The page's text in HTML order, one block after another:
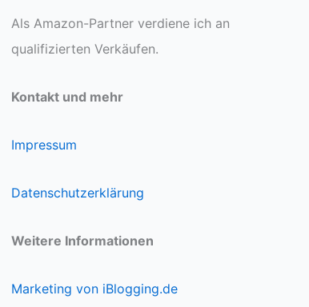
Als Amazon-Partner verdiene ich an
qualifizierten Verkäufen.
Kontakt und mehr
Impressum
Datenschutzerklärung
Weitere Informationen
Marketing von iBlogging.de